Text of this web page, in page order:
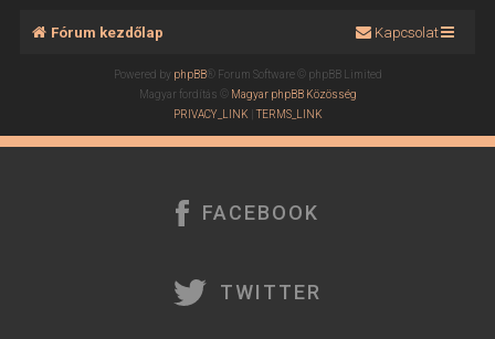
Fórum kezdőlap Kapcsolat
Powered by phpBB® Forum Software © phpBB Limited
Magyar fordítás ©
Magyar phpBB Közösség
PRIVACY_LINK| TERMS_LINK
FACEBOOK
TWITTER